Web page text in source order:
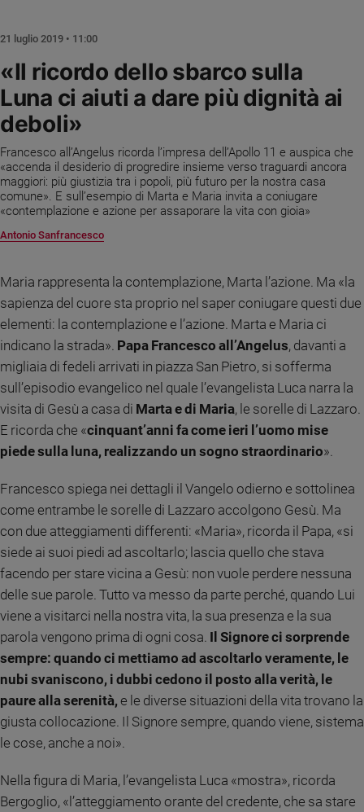
Fede
e
spiritualità
Santi
e
fede
Parola
del
giorno
giorno
Società
valori
Ambiente
e
Creato
Volontariato
Diritti
di
valore
Caso
della
e
inclusione
Costume
Cultura
e
spettacoli
Sanremo
Cinema,
Tv
«Il ricordo dello sbarco sulla
Luna ci aiuti a dare più dignità ai
deboli»
Francesco all’Angelus ricorda l’impresa dell’Apollo 11 e auspica che
«accenda il desiderio di progredire insieme verso traguardi ancora
maggiori: più giustizia tra i popoli, più futuro per la nostra casa
comune». E sull’esempio di Marta e Maria invita a coniugare
«contemplazione e azione per assaporare la vita con gioia»
Antonio Sanfrancesco
21 luglio 2019 • 11:00
Maria rappresenta la contemplazione, Marta l’azione. Ma «la
sapienza del cuore sta proprio nel saper coniugare questi due
elementi: la contemplazione e l’azione. Marta e Maria ci
indicano la strada». Papa Francesco all’Angelus, davanti a
migliaia di fedeli arrivati in piazza San Pietro, si sofferma
sull’episodio evangelico nel quale l’evangelista Luca narra la
visita di Gesù a casa di Marta e di Maria, le sorelle di Lazzaro.
E ricorda che «cinquant’anni fa come ieri l’uomo mise
piede sulla luna, realizzando un sogno straordinario».
Francesco spiega nei dettagli il Vangelo odierno e sottolinea
come entrambe le sorelle di Lazzaro accolgono Gesù. Ma
con due atteggiamenti differenti: «Maria», ricorda il Papa, «si
siede ai suoi piedi ad ascoltarlo; lascia quello che stava
facendo per stare vicina a Gesù: non vuole perdere nessuna
delle sue parole. Tutto va messo da parte perché, quando Lui
viene a visitarci nella nostra vita, la sua presenza e la sua
parola vengono prima di ogni cosa. Il Signore ci sorprende
sempre: quando ci mettiamo ad ascoltarlo veramente, le
nubi svaniscono, i dubbi cedono il posto alla verità, le
paure alla serenità, e le diverse situazioni della vita trovano la
giusta collocazione. Il Signore sempre, quando viene, sistema
le cose, anche a noi».
Nella figura di Maria, l’evangelista Luca «mostra», ricorda
Bergoglio, «l’atteggiamento orante del credente, che sa stare